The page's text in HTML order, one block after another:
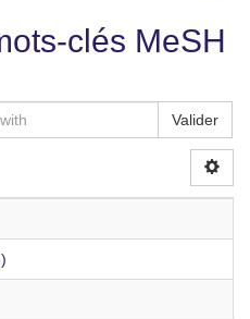
clés MeSH
Valider